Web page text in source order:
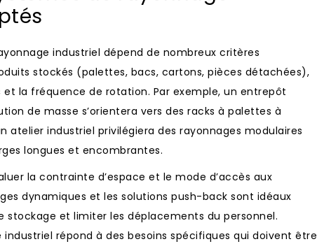
industriel dépend de nombreux critères
stockés (palettes, bacs, cartons, pièces détachées),
et la fréquence de rotation. Par exemple, un entrepôt
de masse s’orientera vers des racks à palettes à
atelier industriel privilégiera des rayonnages modulaires
longues et encombrantes.
la contrainte d’espace et le mode d’accès aux
dynamiques et les solutions push-back sont idéaux
stockage et limiter les déplacements du personnel.
répond à des besoins spécifiques qui doivent être